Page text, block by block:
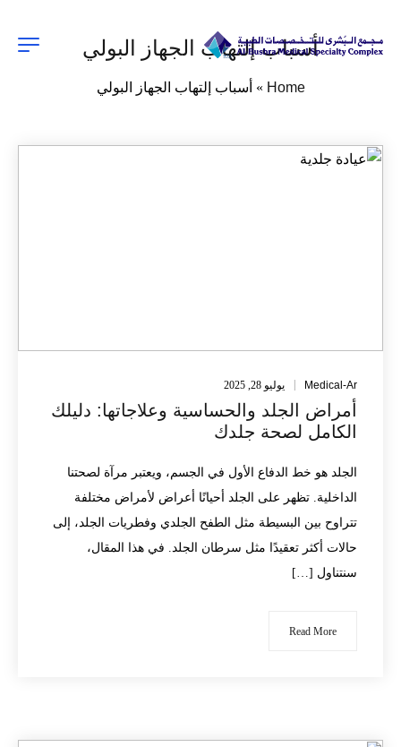
أسباب إلتهاب الجهاز البولي
Home
» أسباب إلتهاب الجهاز البولي
Medical-Ar يوليو 28, 2025
أمراض الجلد والحساسية وعلاجاتها: دليلك
الكامل لصحة جلدك
الجلد هو خط الدفاع الأول في الجسم، ويعتبر مرآة لصحتنا
الداخلية. تظهر على الجلد أحيانًا أعراض لأمراض مختلفة
تتراوح بين البسيطة مثل الطفح الجلدي وفطريات الجلد، إلى
حالات أكثر تعقيدًا مثل سرطان الجلد. في هذا المقال،
سنتناول […]
Read More